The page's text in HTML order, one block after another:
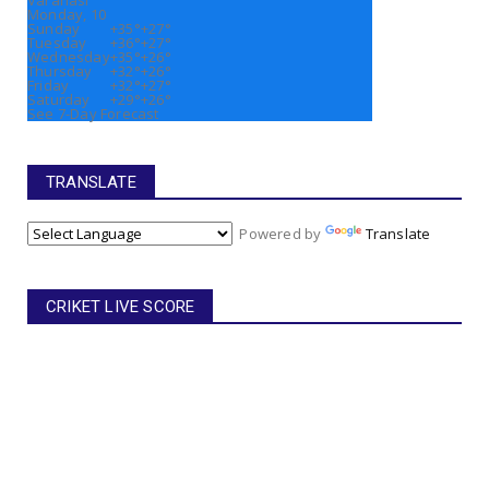
Monday, 10
Sunday +35°+27°
Tuesday +36°+27°
Wednesday+35°+26°
Thursday +32°+26°
Friday +32°+27°
Saturday +29°+26°
See 7-Day Forecast
TRANSLATE
Powered by Translate
CRIKET LIVE SCORE